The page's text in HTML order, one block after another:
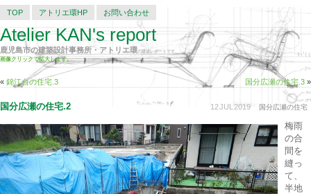
TOP アトリエ環HP お問い合わせ
Atelier KAN's report
鹿児島市の建築設計事務所・アトリエ環の建築レポートです。
画像クリックで拡大します。
« 錦江台の住宅.3 国分広瀬の住宅.3 »
12JUL 2019 国分広瀬の住宅
国分広瀬の住宅.2
梅雨
の合
間を
縫っ
て、
半地